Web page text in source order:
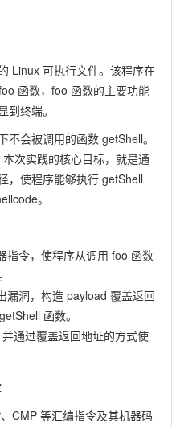
Linux 可执行文件。该程序在
函数， foo 函数的主要功能
终端。
不会被调用的函数 getShell。
次实践的核心目标，就是通
，使程序能够执行 getShell
。
指令，使程序从调用 foo 函数
漏洞，构造 payload 覆盖返回
getShell 函数。
通过覆盖返回地址的方式使
、 CMP 等汇编指令及其机器码